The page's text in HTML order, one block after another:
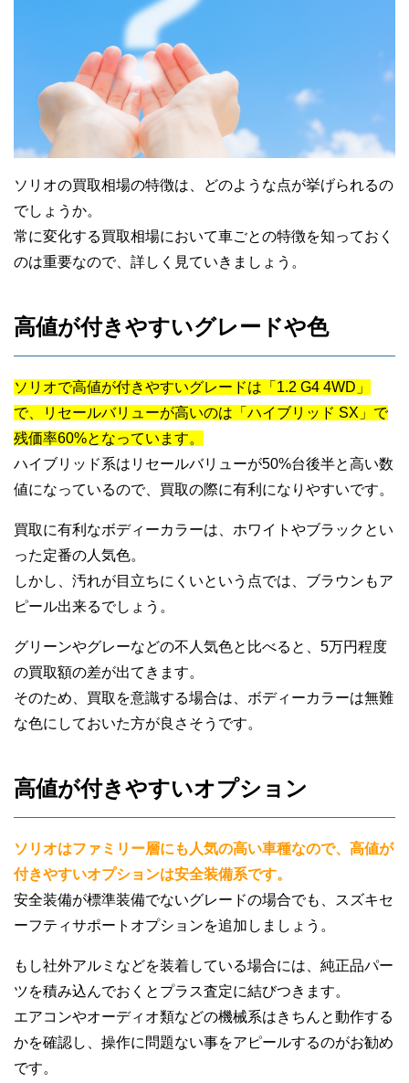
ソリオの買取相場の特徴は、どのような点が挙げられるの
でしょうか。
常に変化する買取相場において車ごとの特徴を知っておく
のは重要なので、詳しく見ていきましょう。
高値が付きやすいグレードや色
ソリオで高値が付きやすいグレードは「1.2 G4 4WD」
で、リセールバリューが高いのは「ハイブリッド SX」で
残価率60%となっています。
ハイブリッド系はリセールバリューが50%台後半と高い数
値になっているので、買取の際に有利になりやすいです。
買取に有利なボディーカラーは、ホワイトやブラックとい
った定番の人気色。
しかし、汚れが目立ちにくいという点では、ブラウンもア
ピール出来るでしょう。
グリーンやグレーなどの不人気色と比べると、5万円程度
の買取額の差が出てきます。
そのため、買取を意識する場合は、ボディーカラーは無難
な色にしておいた方が良さそうです。
高値が付きやすいオプション
ソリオはファミリー層にも人気の高い車種なので、高値が
付きやすいオプションは安全装備系です。
安全装備が標準装備でないグレードの場合でも、スズキセ
ーフティサポートオプションを追加しましょう。
もし社外アルミなどを装着している場合には、純正品パー
ツを積み込んでおくとプラス査定に結びつきます。
エアコンやオーディオ類などの機械系はきちんと動作する
かを確認し、操作に問題ない事をアピールするのがお勧め
です。